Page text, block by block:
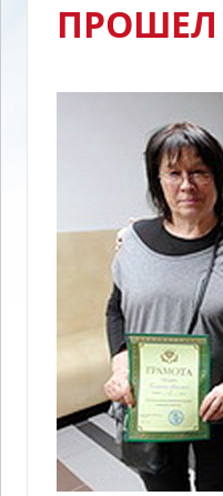
ПРОШЕЛ